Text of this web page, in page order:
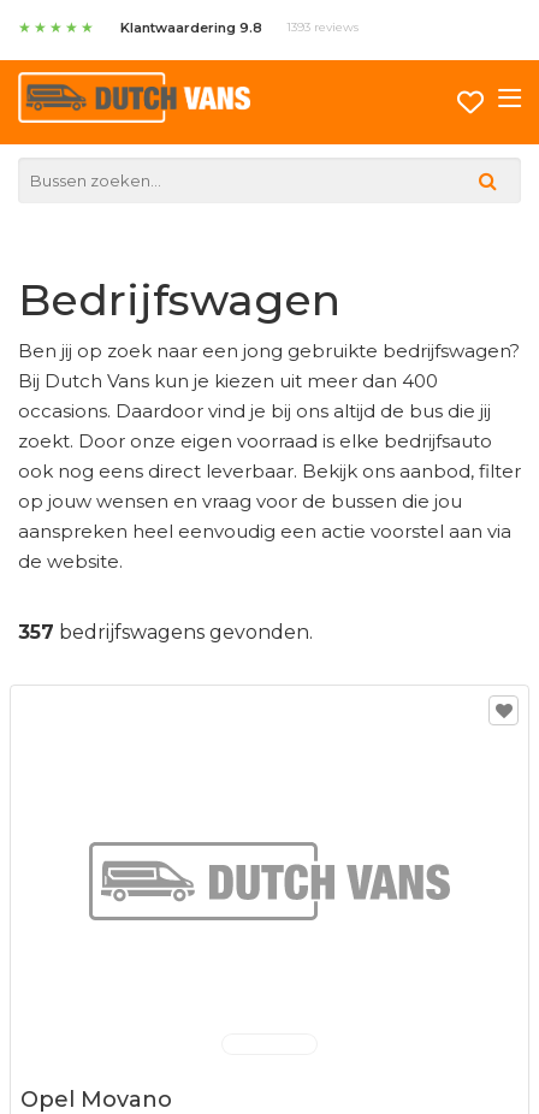
★ ★ ★ ★ ★ Klantwaardering 9.8 1393 reviews
Bedrijfswagen
Ben jij op zoek naar een jong gebruikte bedrijfswagen?
Bij Dutch Vans kun je kiezen uit meer dan 400
occasions. Daardoor vind je bij ons altijd de bus die jij
zoekt. Door onze eigen voorraad is elke bedrijfsauto
ook nog eens direct leverbaar. Bekijk ons aanbod, filter
op jouw wensen en vraag voor de bussen die jou
aanspreken heel eenvoudig een actie voorstel aan via
de website.
357 bedrijfswagens gevonden.
Opel Movano